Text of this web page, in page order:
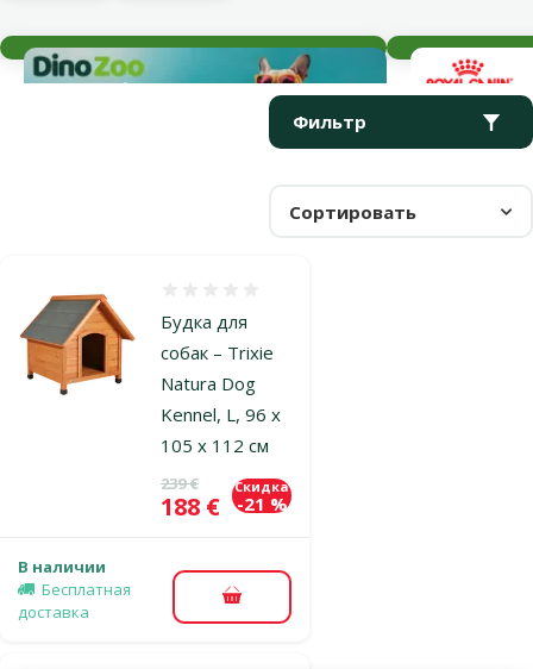
Фильтр
Сортировать
Продукты в категории Будки для собак
Будка для
собак – Trixie
Natura Dog
Kennel, L, 96 x
105 x 112 см
Исходная цена
239 €
Цена
188 €
Скидка
-21 %
В наличии
Бесплатная
доставка
В корзину